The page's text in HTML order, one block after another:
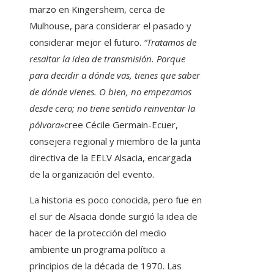
marzo en Kingersheim, cerca de
Mulhouse, para considerar el pasado y
considerar mejor el futuro. “Tratamos de
resaltar la idea de transmisión. Porque
para decidir a dónde vas, tienes que saber
de dónde vienes. O bien, no empezamos
desde cero; no tiene sentido reinventar la
pólvora»cree Cécile Germain-Ecuer,
consejera regional y miembro de la junta
directiva de la EELV Alsacia, encargada
de la organización del evento.
La historia es poco conocida, pero fue en
el sur de Alsacia donde surgió la idea de
hacer de la protección del medio
ambiente un programa político a
principios de la década de 1970. Las